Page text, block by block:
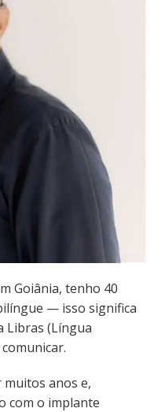
Goiânia, tenho 40
— isso significa
Libras (Língua
anos e,
com o implante